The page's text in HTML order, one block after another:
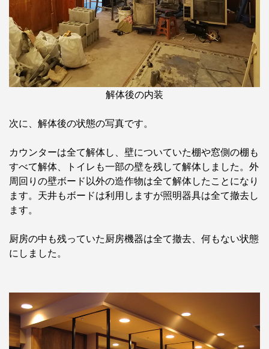
解体後の内装
次に、解体後の状態の写真です。
カウンターは全て解体し、壁についていた棚や窓側の棚も
すべて解体、トイレも一部の壁を残して解体しました。外
周回りの壁ボード以外の造作物は全て解体したことになり
ます。天井もボードは利用しますが照明器具は全て撤去し
ます。
厨房の中も残っていた厨房機器は全て撤去、何もない状態
にしました。